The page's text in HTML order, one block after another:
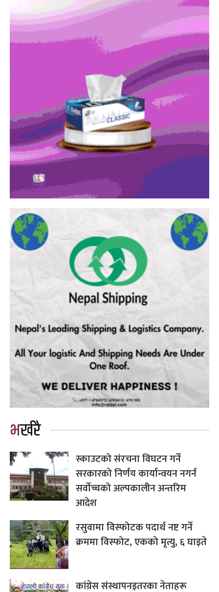
भर्खरै
स्काउटको संरचना विघटन गर्ने
सरकारको निर्णय कार्यान्वयन नगर्न
सर्वोच्चको अल्पकालीन अन्तरिम
आदेश
रसुवामा विस्फोटक पदार्थ नष्ट गर्ने
क्रममा विस्फोट, एकको मृत्यु, ६ घाइते
कांग्रेस संस्थापनइतरका नेताहरू